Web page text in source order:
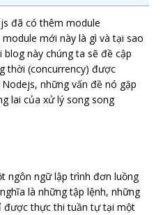
đã có thêm module
mới này là gì và tại sao
này chúng ta sẽ đề cập
thời (concurrency) được
những vấn đề nó gặp
lai của xử lý song song
ngôn ngữ lập trình đơn luồng
là những tập lệnh, những
được thực thi tuần tự tại một